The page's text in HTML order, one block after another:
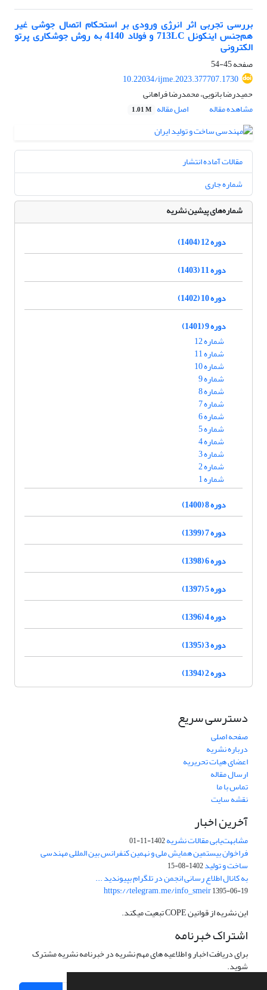
بررسی تجربی اثر انرژی ورودی بر استحکام اتصال جوشی غیر
هم‌جنس اینکونل 713LC و فولاد 4140 به روش جوشکاری پرتو
الکترونی
صفحه45-54
10.22034/ijme.2023.377707.1730
حمیدرضا بانویی، محمدرضا فراهانی
مشاهده مقاله
اصل مقاله 1.01 M
مقالات آماده انتشار
شماره جاری
شماره‌های پیشین نشریه
دوره 12 (1404)
دوره 11 (1403)
دوره 10 (1402)
دوره 9 (1401)
شماره 12
شماره 11
شماره 10
شماره 9
شماره 8
شماره 7
شماره 6
شماره 5
شماره 4
شماره 3
شماره 2
شماره 1
دوره 8 (1400)
دوره 7 (1399)
دوره 6 (1398)
دوره 5 (1397)
دوره 4 (1396)
دوره 3 (1395)
دوره 2 (1394)
دسترسی سریع
صفحه اصلی
درباره نشریه
اعضای هیات تحریریه
ارسال مقاله
تماس با ما
نقشه سایت
آخرین اخبار
مشابهت‌یابی مقالات نشریه1402-11-01
فراخوان بیستمین همایش ملی و نهمین کنفرانس بین المللی مهندسی
ساخت و تولید1402-08-15
به کانال اطلاع رسانی انجمن در تلگرام بپیوندید ...
https://telegram.me/info_smeir1395-06-19
این نشریه از قوانین COPE تبعیت میکند.
اشتراک خبرنامه
برای دریافت اخبار و اطلاعیه های مهم نشریه در خبرنامه نشریه مشترک
شوید.